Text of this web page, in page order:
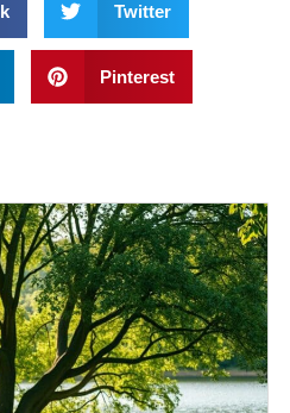
Twitter
Pinterest